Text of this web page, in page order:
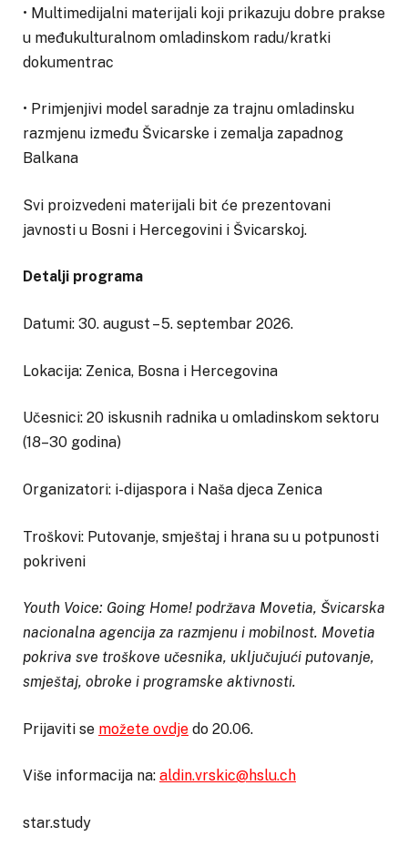
• Multimedijalni materijali koji prikazuju dobre prakse
u međukulturalnom omladinskom radu/kratki
dokumentrac
• Primjenjivi model saradnje za trajnu omladinsku
razmjenu između Švicarske i zemalja zapadnog
Balkana
Svi proizvedeni materijali bit će prezentovani
javnosti u Bosni i Hercegovini i Švicarskoj.
Detalji programa
Datumi: 30. august – 5. septembar 2026.
Lokacija: Zenica, Bosna i Hercegovina
Učesnici: 20 iskusnih radnika u omladinskom sektoru
(18–30 godina)
Organizatori: i-dijaspora i Naša djeca Zenica
Troškovi: Putovanje, smještaj i hrana su u potpunosti
pokriveni
Youth Voice: Going Home! podržava Movetia, Švicarska
nacionalna agencija za razmjenu i mobilnost. Movetia
pokriva sve troškove učesnika, uključujući putovanje,
smještaj, obroke i programske aktivnosti.
Prijaviti se možete ovdje do 20.06.
Više informacija na: aldin.vrskic@hslu.ch
star.study